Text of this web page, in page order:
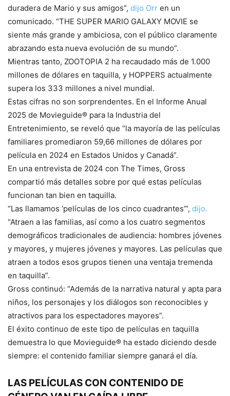
duradera de Mario y sus amigos”, dijo Orr en un
comunicado. “THE SUPER MARIO GALAXY MOVIE se
siente más grande y ambiciosa, con el público claramente
abrazando esta nueva evolución de su mundo”.
Mientras tanto, ZOOTOPIA 2 ha recaudado más de 1.000
millones de dólares en taquilla, y HOPPERS actualmente
supera los 333 millones a nivel mundial.
Estas cifras no son sorprendentes. En el Informe Anual
2025 de Movieguide® para la Industria del
Entretenimiento, se reveló que “la mayoría de las películas
familiares promediaron 59,66 millones de dólares por
película en 2024 en Estados Unidos y Canadá”.
En una entrevista de 2024 con The Times, Gross
compartió más detalles sobre por qué estas películas
funcionan tan bien en taquilla.
“Las llamamos ‘películas de los cinco cuadrantes’”, dijo.
“Atraen a las familias, así como a los cuatro segmentos
demográficos tradicionales de audiencia: hombres jóvenes
y mayores, y mujeres jóvenes y mayores. Las películas que
atraen a todos esos grupos tienen una ventaja tremenda
en taquilla”.
Gross continuó: “Además de la narrativa natural y apta para
niños, los personajes y los diálogos son reconocibles y
atractivos para los espectadores mayores”.
El éxito continuo de este tipo de películas en taquilla
demuestra lo que Movieguide® ha estado diciendo desde
siempre: el contenido familiar siempre ganará el día.
LAS PELÍCULAS CON CONTENIDO DE